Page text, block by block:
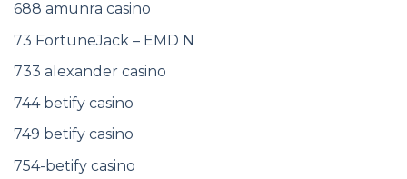
688 amunra casino
73 FortuneJack – EMD N
733 alexander casino
744 betify casino
749 betify casino
754-betify casino